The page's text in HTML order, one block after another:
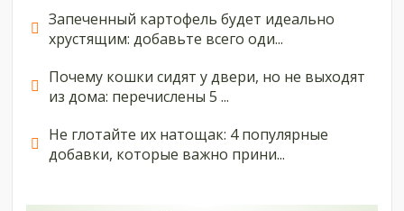
Запеченный картофель будет идеально
хрустящим: добавьте всего оди...
Почему кошки сидят у двери, но не выходят
из дома: перечислены 5 ...
Не глотайте их натощак: 4 популярные
добавки, которые важно прини...